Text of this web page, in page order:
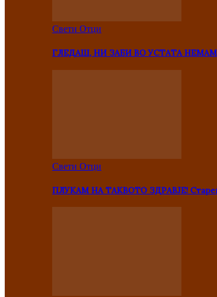
Свети Отци
ГЛЕДАШ, НИ ЗАБИ ВО УСТАТА
Свети Отци
ПЛУКАМ НА ТАКВОТО ЗДРАВЈЕ!